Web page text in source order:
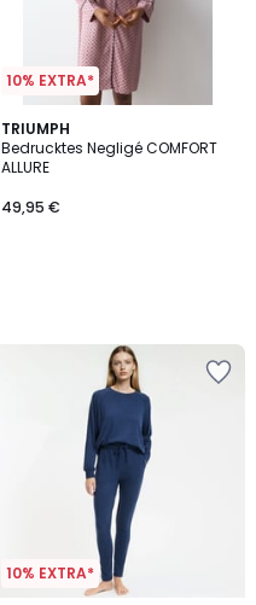
10% EXTRA*
TRIUMPH
Bedrucktes Negligé COMFORT
ALLURE
49,95 €
10% EXTRA*